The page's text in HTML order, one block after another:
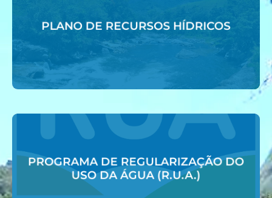
PLANO DE RECURSOS HÍDRICOS
PLANO DE RECURSOS HÍDRICOS
Acessar
PROGRAMA DE REGULARIZAÇÃO DO
USO DA ÁGUA (R.U.A.)
PROGRAMA DE REGULARIZAÇÃO DO
USO DA ÁGUA (R.U.A.)
Acessar